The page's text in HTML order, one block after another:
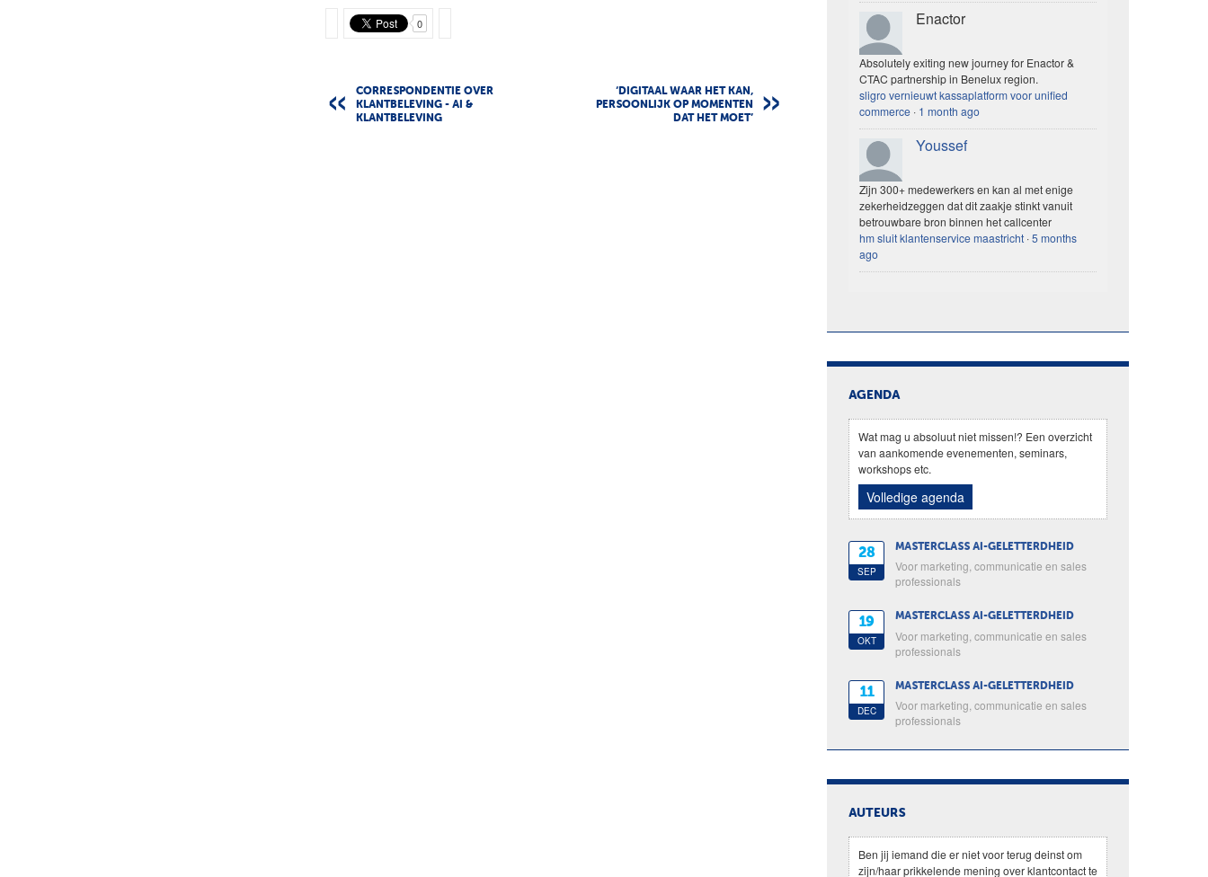
0
CORRESPONDENTIE OVER
KLANTBELEVING - AI &
KLANTBELEVING
‘DIGITAAL WAAR HET KAN,
PERSOONLIJK OP MOMENTEN
DAT HET MOET’
Enactor
Absolutely exiting new journey for Enactor &
CTAC partnership in Benelux region.
sligro vernieuwt kassaplatform voor unified
commerce · 1 month ago
Youssef
Zijn 300+ medewerkers en kan al met enige
zekerheidzeggen dat dit zaakje stinkt vanuit
betrouwbare bron binnen het callcenter
hm sluit klantenservice maastricht ·5 months
ago
AGENDA
Wat mag u absoluut niet missen!? Een overzicht
van aankomende evenementen, seminars,
workshops etc.
Volledige agenda
28
SEP
MASTERCLASS AI-GELETTERDHEID
Voor marketing, communicatie en sales
professionals
19
OKT
MASTERCLASS AI-GELETTERDHEID
Voor marketing, communicatie en sales
professionals
11
DEC
MASTERCLASS AI-GELETTERDHEID
Voor marketing, communicatie en sales
professionals
AUTEURS
Ben jij iemand die er niet voor terug deinst om
zijn/haar prikkelende mening over klantcontact te